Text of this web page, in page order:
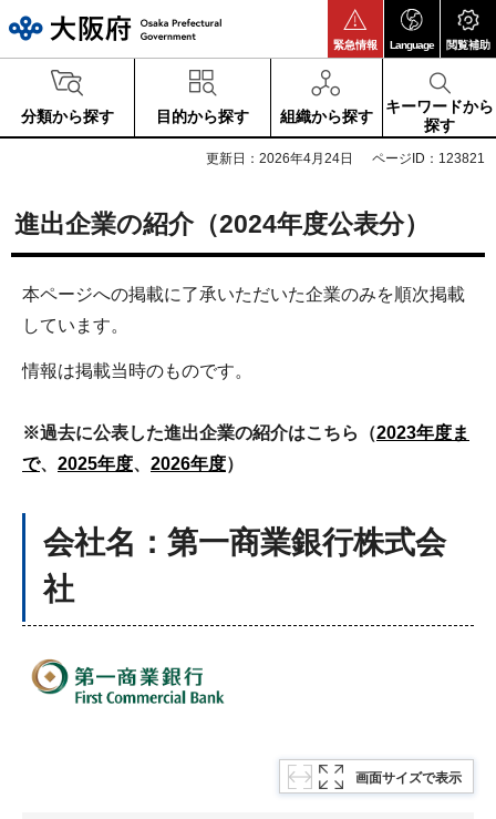
緊急情報 Language 閲覧補助
分類から探す 目的から探す 組織から探す
キーワードから
探す
更新日：2026年4月24日 ページID：123821
進出企業の紹介（2024年度公表分）
本ページへの掲載に了承いただいた企業のみを順次掲載
しています。
情報は掲載当時のものです。
※過去に公表した進出企業の紹介はこちら（2023年度ま
で、 2025年度、 2026年度）
会社名：第一商業銀行株式会
社
画面サイズで表示